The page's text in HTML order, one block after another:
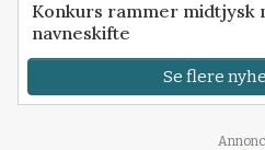
Konkurs rammer midtjysk
navneskifte
Se flere